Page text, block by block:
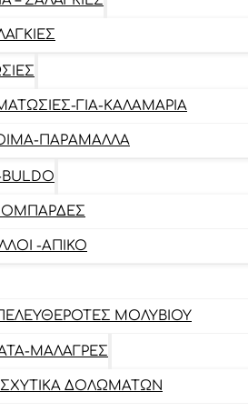
ΓΙΑ-ΚΑΛΑΜΆΡΙΑ
ΠΑΡΆΜΑΛΛΑ
-ΑΠΊΚΟ
ΜΟΛΥΒΙΟΎ
ΜΑΛΆΓΡΕΣ
ΔΟΛΩΜΆΤΩΝ